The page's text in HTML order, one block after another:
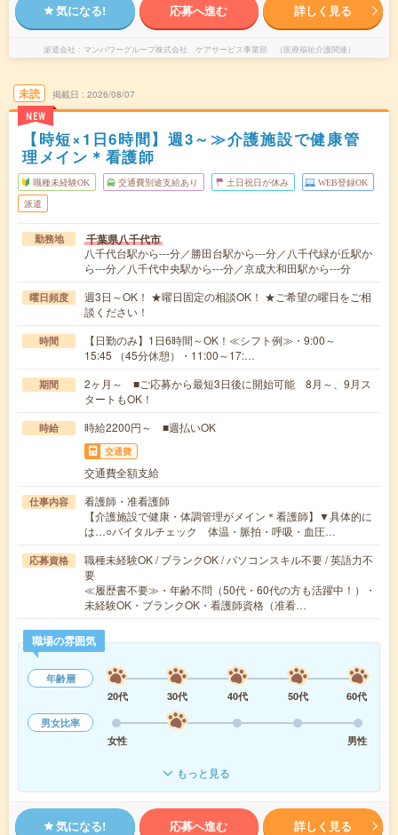
気になる! 応募へ進む 詳しく見る
派遣会社 マンパワーグループ株式会社 ケアサービス事業部 （医療福祉介護関連）
未読
NEW
掲載日 2026/08/07
【時短×1日6時間】週3～≫介護施設で健康管
理メイン＊看護師
職種未経験OK 交通費別途支給あり 土日祝日が休み WEB登録OK
派遣
勤務地 千葉県八千代市
八千代台駅から---分／勝田台駅から---分／八千代緑が丘駅か
ら---分／八千代中央駅から---分／京成大和田駅から---分
曜日頻度
週3日～OK！ ★曜日固定の相談OK！ ★ご希望の曜日をご相
談ください！
時間
【日勤のみ】1日6時間～OK！≪シフト例≫・9:00～
15:45 （45分休憩）・11:00～17:…
期間
2ヶ月～ ■ご応募から最短3日後に開始可能 8月～、9月ス
タートもOK！
時給 時給2200円～ ■週払いOK
交通費
交通費全額支給
仕事内容
看護師・准看護師
【介護施設で健康・体調管理がメイン＊看護師】▼具体的に
は…○バイタルチェック 体温・脈拍・呼吸・血圧…
応募資格
職種未経験OK / ブランクOK / パソコンスキル不要 / 英語力不
要
≪履歴書不要≫・年齢不問（50代・60代の方も活躍中！）・
未経験OK・ブランクOK・看護師資格（准看…
職場の雰囲気
年齢層
20代
30代 40代 50代
60代
男女比率
女性
男性
もっと見る
気になる! 応募へ進む 詳しく見る